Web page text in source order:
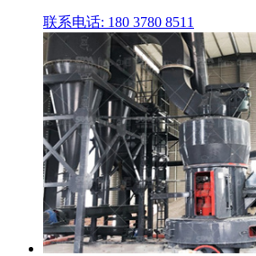
联系电话: 180 3780 8511